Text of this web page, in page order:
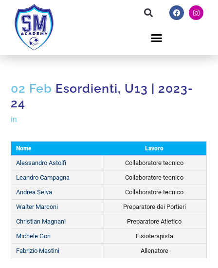
02 Feb Esordienti, U13 | 2023-
24
in
Nome Lavoro
Alessandro Astolfi
Collaboratore tecnico
Leandro Campagna
Collaboratore tecnico
Andrea Selva
Collaboratore tecnico
Walter Marconi
Preparatore dei Portieri
Christian Magnani
Preparatore Atletico
Michele Gori
Fisioterapista
Fabrizio Mastini
Allenatore